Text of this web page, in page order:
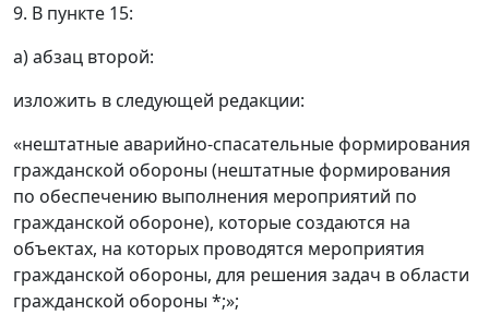
9. В пункте 15:
а) абзац второй:
изложить в следующей редакции:
«нештатные аварийно-спасательные формирования
гражданской обороны (нештатные формирования
по обеспечению выполнения мероприятий по
гражданской обороне), которые создаются на
объектах, на которых проводятся мероприятия
гражданской обороны, для решения задач в области
гражданской обороны *;»;